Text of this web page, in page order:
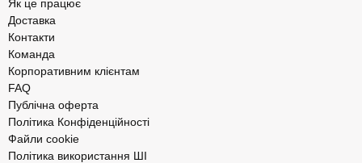
Як це працює
Доставка
Контакти
Команда
Корпоративним клієнтам
FAQ
Публічна оферта
Політика Конфіденційності
Файли cookie
Політика використання ШІ